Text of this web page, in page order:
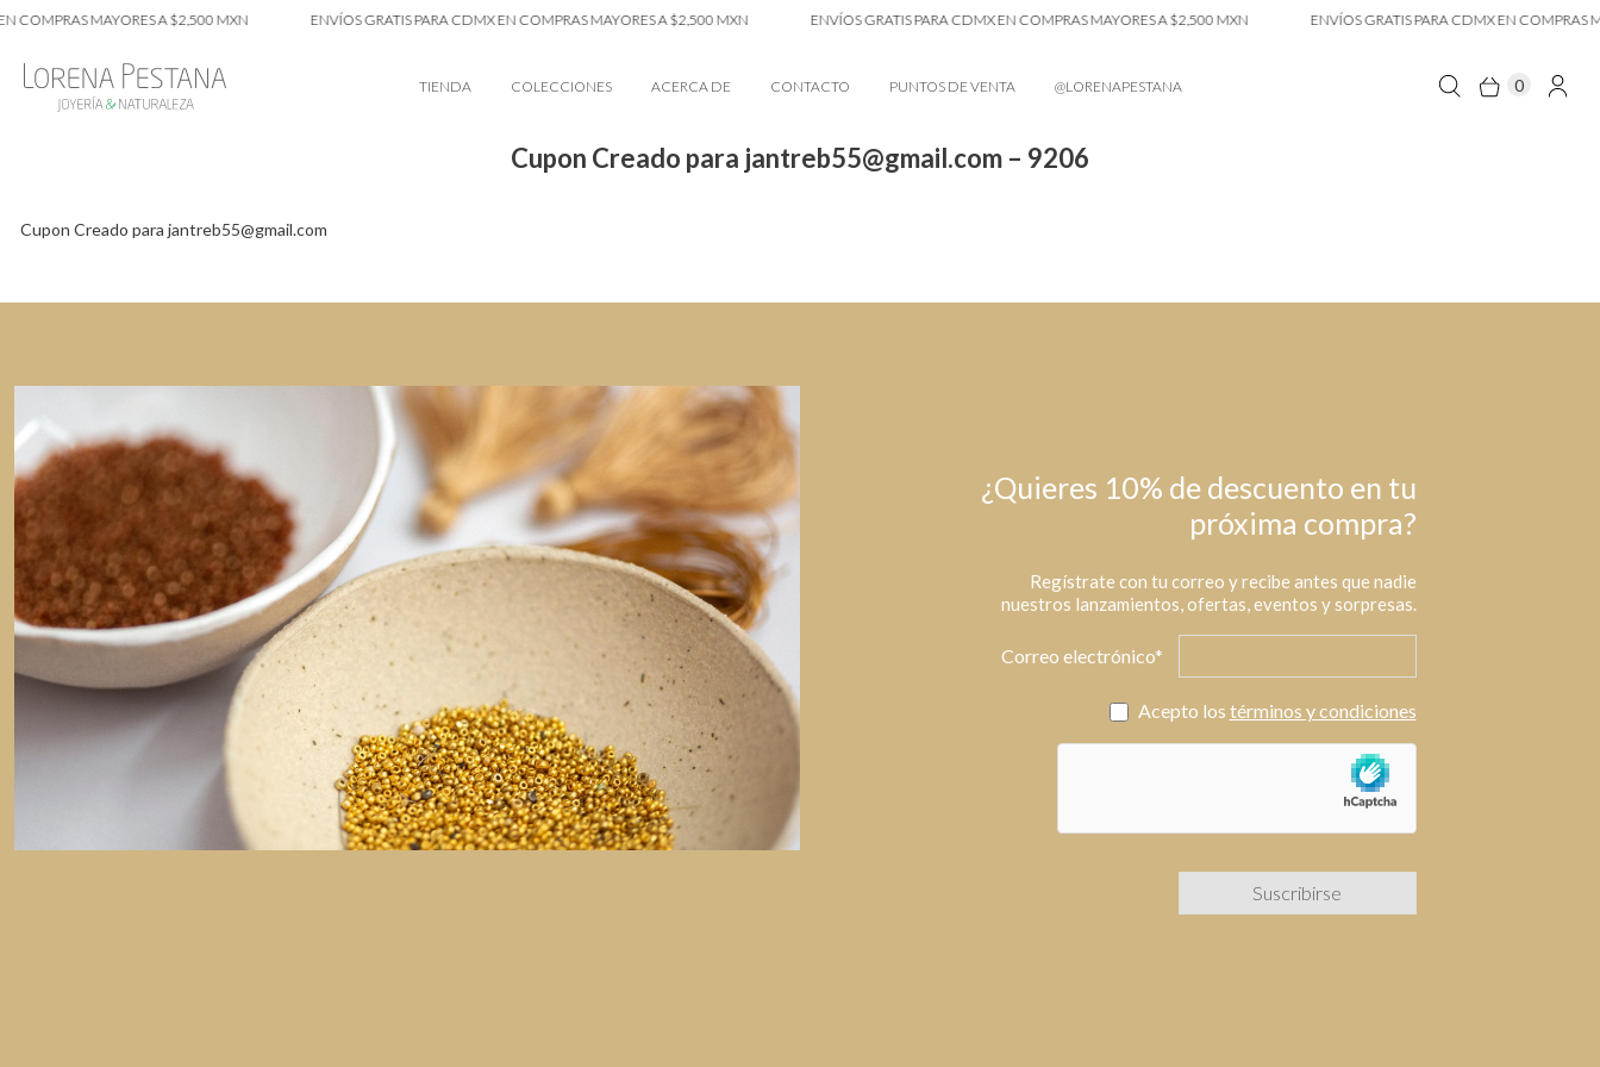
MAYORES A $2,500 MXN ENVÍOS GRATIS PARA CDMX EN COMPRAS MAYORES A $2,500 MXN ENVÍOS GRATIS PARA CDMX EN COMPRAS MAYORES A $2,500 MXN ENVÍOS GRATIS PARA CDMX EN COMPRAS
TIENDA COLECCIONES ACERCA DE CONTACTO PUNTOS DE VENTA @LORENAPESTANA 0
Cupon Creado para jantreb55@gmail.com – 9206
Cupon Creado para jantreb55@gmail.com
¿Quieres 10% de descuento en tu
próxima compra?
Regístrate con tu correo y recibe antes que nadie
nuestros lanzamientos, ofertas, eventos y sorpresas.
Correo electrónico*
Acepto los términos y condiciones